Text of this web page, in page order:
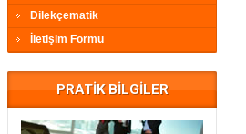
Dilekçematik
İletişim Formu
PRATİK BİLGİLER